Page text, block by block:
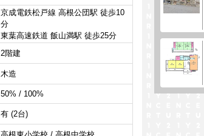
京成電鉄松戸線 高根公団駅 徒歩10
分
東葉高速鉄道 飯山満駅 徒歩25分
2階建
木造
50% / 100%
有 (2台)